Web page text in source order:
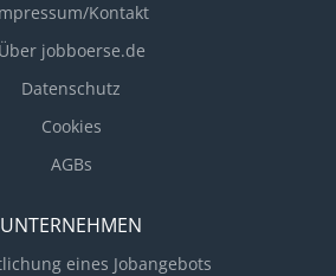
Kontakt
Über jobboerse.de
Datenschutz
Cookies
AGBs
UNTERNEHMEN
eines Jobangebots